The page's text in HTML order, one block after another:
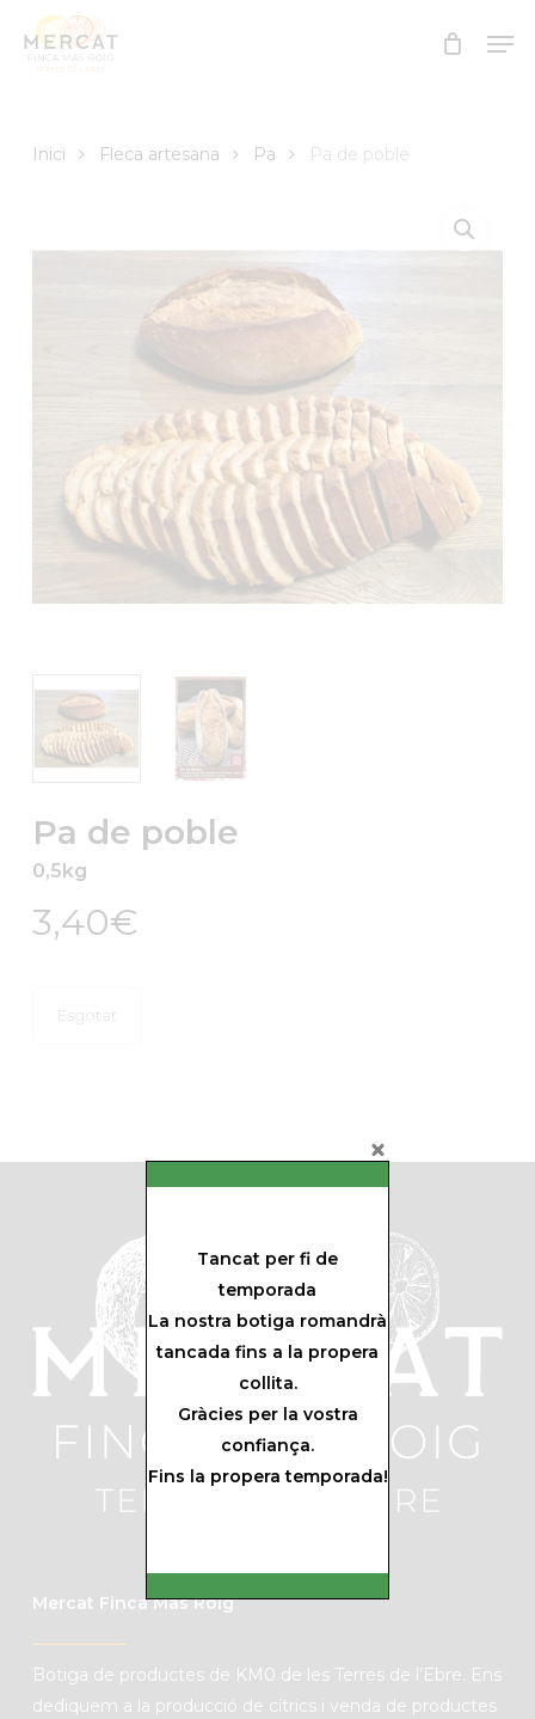
Inici Fleca artesana Pa Pa de poble
Pa de poble
0,5kg
3,40€
Esgotat
Mercat Finca Mas Roig
Botiga de productes de KM0 de les Terres de l’Ebre. Ens
dediquem a la producció de cítrics i venda de productes
Tancat per fi de
temporada
La nostra botiga romandrà
tancada fins a la propera
collita.
Gràcies per la vostra
confiança.
Fins la propera temporada!